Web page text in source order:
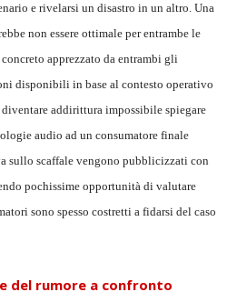
e rivelarsi un disastro in un altro. Una
non essere ottimale per entrambe le
apprezzato da entrambi gli
disponibili in base al contesto operativo
addirittura impossibile spiegare
audio ad un consumatore finale
sullo scaffale vengono pubblicizzati con
pochissime opportunità di valutare
sono spesso costretti a fidarsi del caso
del rumore a confronto